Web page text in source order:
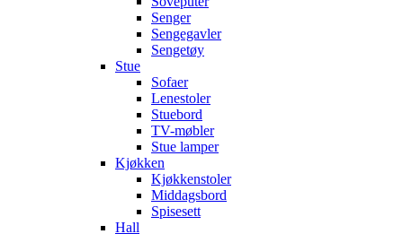
Senger
Sengegavler
Sengetøy
Stue
Sofaer
Lenestoler
Stuebord
TV-møbler
Stue lamper
Kjøkken
Kjøkkenstoler
Middagsbord
Spisesett
Hall